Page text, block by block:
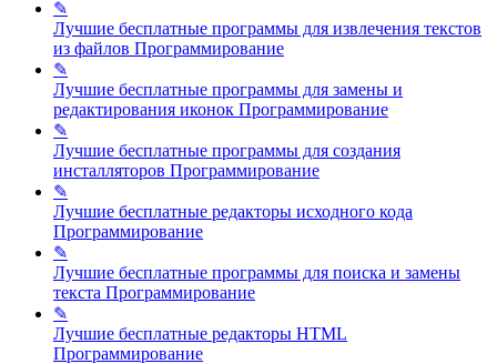
✎
Лучшие бесплатные программы для извлечения текстов
из файлов Программирование
✎
Лучшие бесплатные программы для замены и
редактирования иконок Программирование
✎
Лучшие бесплатные программы для создания
инсталляторов Программирование
✎
Лучшие бесплатные редакторы исходного кода
Программирование
✎
Лучшие бесплатные программы для поиска и замены
текста Программирование
✎
Лучшие бесплатные редакторы HTML
Программирование